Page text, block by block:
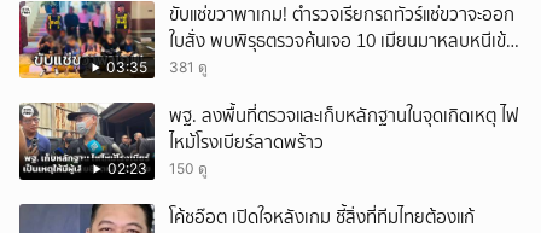
03:35
ขับแช่ขวาพาเกม! ตำรวจเรียกรถทัวร์แช่ขวาจะออก
ใบสั่ง พบพิรุธตรวจค้นเจอ 10 เมียนมาหลบหนีเข้า
เมือง
381 ดู
02:23
พฐ. ลงพื้นที่ตรวจและเก็บหลักฐานในจุดเกิดเหตุ ไฟ
ไหม้โรงเบียร์ลาดพร้าว
150 ดู
โค้ชอ๊อต เปิดใจหลังเกม ชี้สิ่งที่ทีมไทยต้องแก้